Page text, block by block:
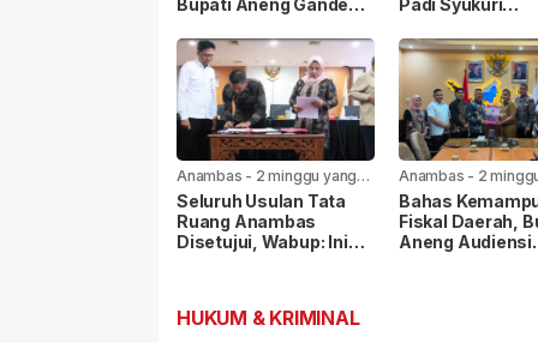
Bupati Aneng Gandeng
Padi Syukuri
Irigasi Mulai
Anambas - 2 minggu yang
lalu
Seluruh Usulan Tata
Ruang Anambas
Disetujui, Wabup: Ini
Anambas - 2
lalu
Bahas
Fiskal Daerah,
Aneng Audiensi
HUKUM & KRIMINAL